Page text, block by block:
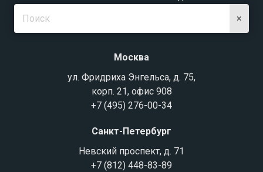
×
Москва
ул. Фридриха Энгельса, д. 75,
корп. 21, офис 908
+7 (495) 276-00-34
Санкт-Петербург
Невский проспект, д. 71
+7 (812) 448-83-89